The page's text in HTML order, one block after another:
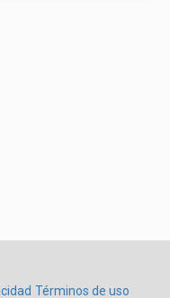
Términos de uso